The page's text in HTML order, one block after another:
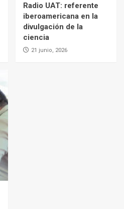
Radio UAT: referente
iberoamericana en la
divulgación de la
ciencia
21 junio, 2026